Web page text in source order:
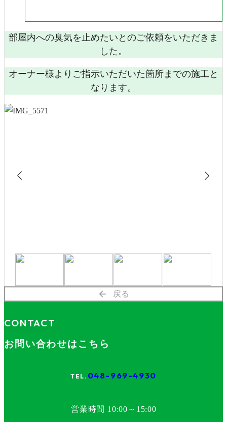
部屋内への臭気を止めたいとのご依頼をいただきま
した。
オーナー様よりご指示いただいた箇所までの施工と
なります。
chevron_left chevron_right
戻る
CONTACT
お問い合わせはこちら
048-969-4930
営業時間 10:00～15:00